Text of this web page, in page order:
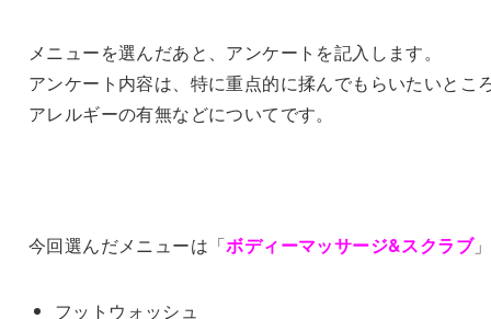
メニューを選んだあと、アンケートを記入します。
アンケート内容は、特に重点的に揉んでもらいたいとこ
アレルギーの有無などについてです。
今回選んだメニューは「ボディーマッサージ&スクラブ」
フットウォッシュ